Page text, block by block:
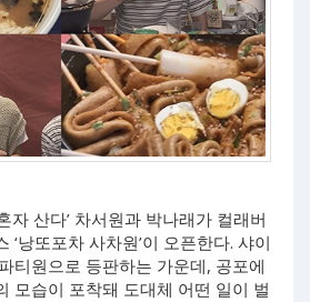
자 산다’ 차서원과 박나래가 컬래버
‘낭또포차 사차원’이 오픈한다. 샤이
티원으로 등판하는 가운데, 공포에
모습이 포착돼 도대체 어떤 일이 벌